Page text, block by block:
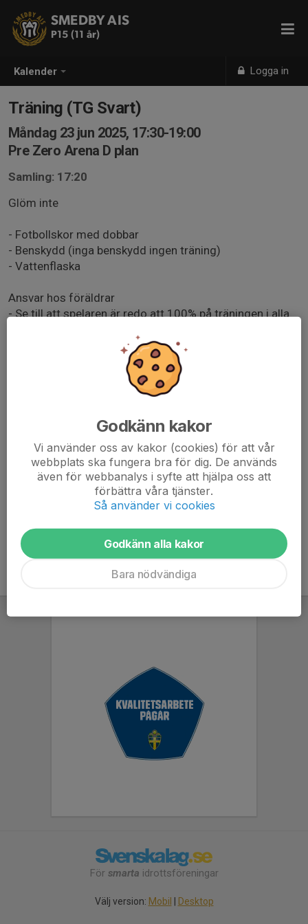
Kalender Logga in
SMEDBY AIS
P15 (11 år)
Träning (TG Svart)
Måndag 23 jun 2025, 17:30-19:00
Pre Zero Arena D plan
Samling: 17:20
Glöm inte
- Fotbollskor med dobbar
- Benskydd (inga benskydd ingen träning)
- Vattenflaska
Ansvar hos föräldrar
- Se till att spelaren är redo att 100% på träningen i alla
- Se till att spelaren ätit mellanmål innan träningen
- Se till att meddela om spelaren inte kan delta på
- Träningen börjar kl 17:30 då är man ombytt och redo
Denna träning hålls i mån av att det finns ledare, kan
komma att ställas in med kort varsel.
IMG-20240916-WA0000.jpg
För smarta idrottsföreningar
Välj version: Mobil Desktop
Godkänn kakor
Vi använder oss av kakor (cookies) för att vår
webbplats ska fungera bra för dig. De används
även för webbanalys i syfte att hjälpa oss att
förbättra våra tjänster.
Så använder vi cookies
Godkänn alla kakor
Bara nödvändiga